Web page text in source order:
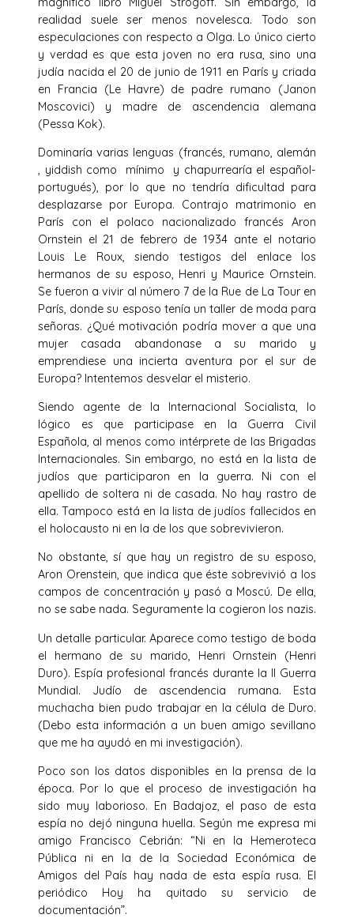
realidad suele ser menos novelesca. Todo son
especulaciones con respecto a Olga. Lo único cierto
y verdad es que esta joven no era rusa, sino una
judía nacida el 20 de junio de 1911 en París y criada
en Francia (Le Havre) de padre rumano (Janon
Moscovici) y madre de ascendencia alemana
(Pessa Kok).
Dominaría varias lenguas (francés, rumano, alemán
, yiddish como mínimo y chapurrearía el español-
portugués), por lo que no tendría dificultad para
desplazarse por Europa. Contrajo matrimonio en
París con el polaco nacionalizado francés Aron
Ornstein el 21 de febrero de 1934 ante el notario
Louis Le Roux, siendo testigos del enlace los
hermanos de su esposo, Henri y Maurice Ornstein.
Se fueron a vivir al número 7 de la Rue de La Tour en
París, donde su esposo tenía un taller de moda para
señoras. ¿Qué motivación podría mover a que una
mujer casada abandonase a su marido y
emprendiese una incierta aventura por el sur de
Europa? Intentemos desvelar el misterio.
Siendo agente de la Internacional Socialista, lo
lógico es que participase en la Guerra Civil
Española, al menos como intérprete de las Brigadas
Internacionales. Sin embargo, no está en la lista de
judíos que participaron en la guerra. Ni con el
apellido de soltera ni de casada. No hay rastro de
ella. Tampoco está en la lista de judíos fallecidos en
el holocausto ni en la de los que sobrevivieron.
No obstante, sí que hay un registro de su esposo,
Aron Orenstein, que indica que éste sobrevivió a los
campos de concentración y pasó a Moscú. De ella,
no se sabe nada. Seguramente la cogieron los nazis.
Un detalle particular. Aparece como testigo de boda
el hermano de su marido, Henri Ornstein (Henri
Duro). Espía profesional francés durante la II Guerra
Mundial. Judío de ascendencia rumana. Esta
muchacha bien pudo trabajar en la célula de Duro.
(Debo esta información a un buen amigo sevillano
que me ha ayudó en mi investigación).
Poco son los datos disponibles en la prensa de la
época. Por lo que el proceso de investigación ha
sido muy laborioso. En Badajoz, el paso de esta
espía no dejó ninguna huella. Según me expresa mi
amigo Francisco Cebrián: “Ni en la Hemeroteca
Pública ni en la de la Sociedad Económica de
Amigos del País hay nada de esta espía rusa. El
periódico Hoy ha quitado su servicio de
documentación”.